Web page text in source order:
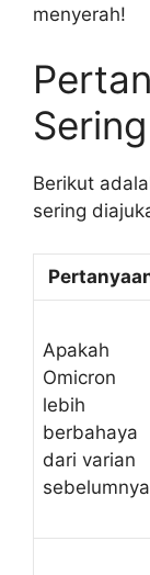
menyerah!
Berikut
sering
Apakah
Omicron
lebih
berbahaya
dari varian